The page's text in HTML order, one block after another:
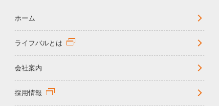
ホーム
ライフバルとは
会社案内
採用情報